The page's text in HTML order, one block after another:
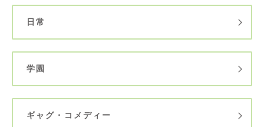
日常
学園
ギャグ・コメディー